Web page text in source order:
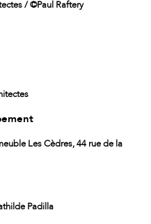
/ ©Paul Raftery
Les Cèdres, 44 rue de la
Padilla